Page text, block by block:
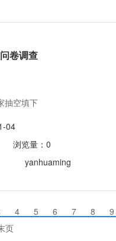
卷调查
抽空填下
04
浏览量：0
yanhuaming
4 5 6 7 8 9
页